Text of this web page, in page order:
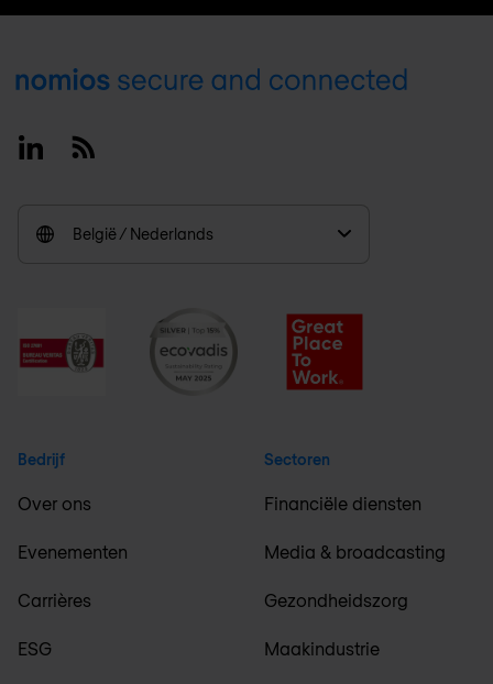
Footer
LinkedinRSS
België / Nederlands
Bedrijf
Over ons
Evenementen
Carrières
ESG
Sectoren
Financiële diensten
Media & broadcasting
Gezondheidszorg
Maakindustrie